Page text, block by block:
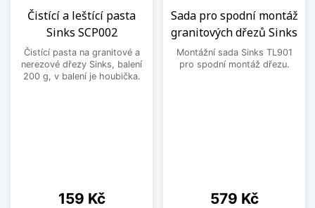
Čistící a leštící pasta
Sinks SCP002
Čistící pasta na granitové a
nerezové dřezy Sinks, balení
200 g, v balení je houbička.
Cena
159 Kč
Sada pro spodní montáž
granitových dřezů Sinks
Montážní sada Sinks TL901
pro spodní montáž dřezu.
Cena
579 Kč